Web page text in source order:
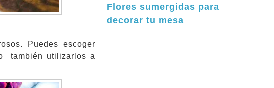
Puedes escoger
también utilizarlos a
Flores sumergidas para
decorar tu mesa